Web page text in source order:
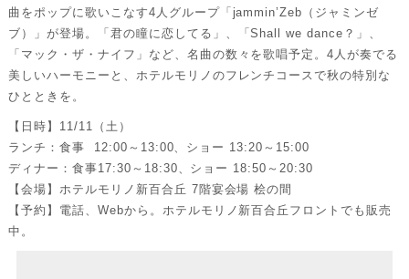
曲をポップに歌いこなす4人グループ「jammin’Zeb（ジャミンゼ
ブ）」が登場。「君の瞳に恋してる」、「Shall we dance？」、
「マック・ザ・ナイフ」など、名曲の数々を歌唱予定。4人が奏でる
美しいハーモニーと、ホテルモリノのフレンチコースで秋の特別な
ひとときを。
【日時】11/11（土）
ランチ：食事 12:00～13:00、ショー 13:20～15:00
ディナー：食事17:30～18:30、ショー 18:50～20:30
【会場】ホテルモリノ新百合丘 7階宴会場 桧の間
【予約】電話、Webから。ホテルモリノ新百合丘フロントでも販売
中。